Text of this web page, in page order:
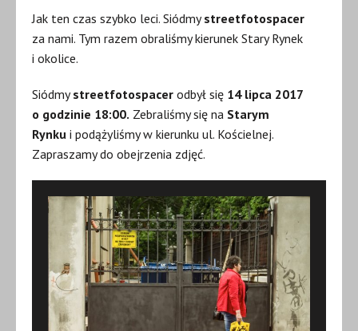
Jak ten czas szybko leci. Siódmystreetfotospacer
za nami. Tym razem obraliśmy kierunek Stary Rynek
i okolice.
Siódmystreetfotospacer odbył się 14lipca 2017
o godzinie 18:00. Zebraliśmy się na Starym
Rynku i podążyliśmy w kierunku ul. Kościelnej.
Zapraszamy do obejrzenia zdjęć.